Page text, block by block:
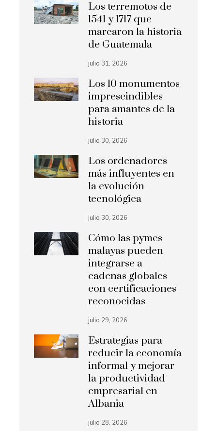
Los terremotos de
1541 y 1717 que
marcaron la historia
de Guatemala
julio 31, 2026
Los 10 monumentos
imprescindibles
para amantes de la
historia
julio 30, 2026
Los ordenadores
más influyentes en
la evolución
tecnológica
julio 30, 2026
Cómo las pymes
malayas pueden
integrarse a
cadenas globales
con certificaciones
reconocidas
julio 29, 2026
Estrategias para
reducir la economía
informal y mejorar
la productividad
empresarial en
Albania
julio 28, 2026